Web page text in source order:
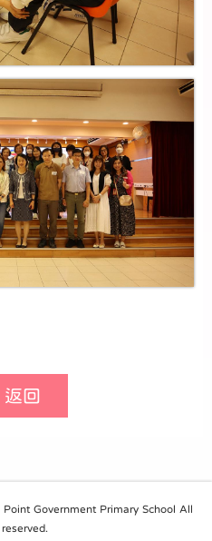
返回
Government Primary School All